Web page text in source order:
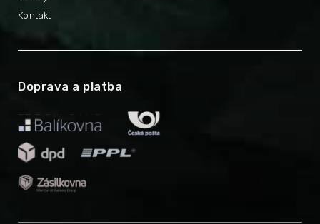
Kontakt
Doprava a platba